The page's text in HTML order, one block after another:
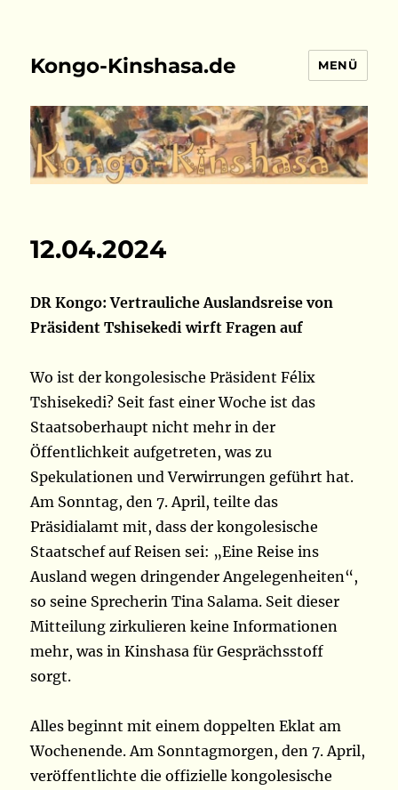
Kongo-Kinshasa.de MENÜ
12.04.2024
DR Kongo: Vertrauliche Auslandsreise von
Präsident Tshisekedi wirft Fragen auf
Wo ist der kongolesische Präsident Félix
Tshisekedi? Seit fast einer Woche ist das
Staatsoberhaupt nicht mehr in der
Öffentlichkeit aufgetreten, was zu
Spekulationen und Verwirrungen geführt hat.
Am Sonntag, den 7. April, teilte das
Präsidialamt mit, dass der kongolesische
Staatschef auf Reisen sei: „Eine Reise ins
Ausland wegen dringender Angelegenheiten“,
so seine Sprecherin Tina Salama. Seit dieser
Mitteilung zirkulieren keine Informationen
mehr, was in Kinshasa für Gesprächsstoff
sorgt.
Alles beginnt mit einem doppelten Eklat am
Wochenende. Am Sonntagmorgen, den 7. April,
veröffentlichte die offizielle kongolesische